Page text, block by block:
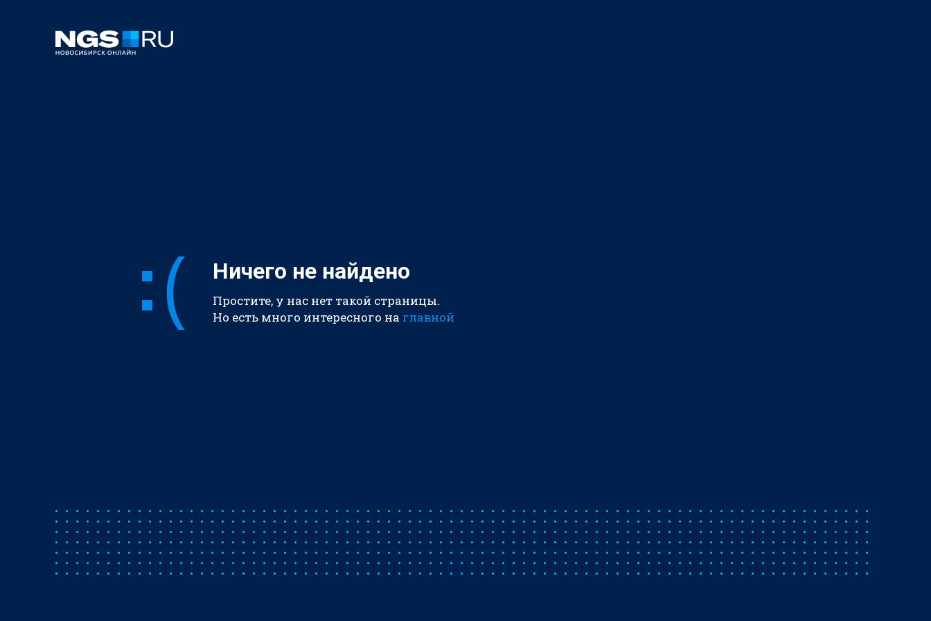
Ничего не найдено
Простите, у нас нет такой страницы.
Но есть много интересного на главной